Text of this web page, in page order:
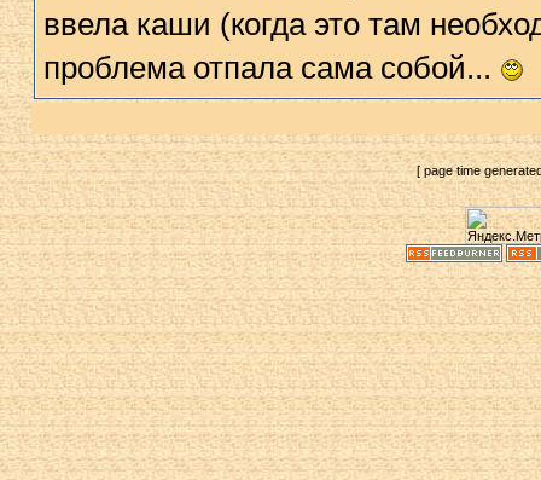
ввела каши (когда это там
проблема отпала сама собой...
[ page time